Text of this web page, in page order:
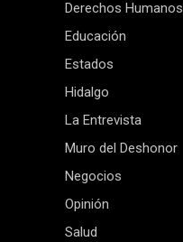
Derechos Humanos
Educación
Estados
Hidalgo
La Entrevista
Muro del Deshonor
Negocios
Opinión
Salud